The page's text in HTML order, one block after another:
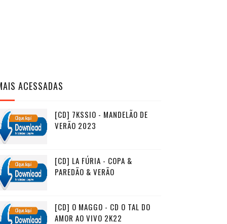
ACESSADAS
[CD] 7KSSIO - MANDELÃO DE
VERÃO 2023
[CD] LA FÚRIA - COPA &
PAREDÃO & VERÃO
[CD] O MAGGO - CD O TAL DO
AMOR AO VIVO 2K22